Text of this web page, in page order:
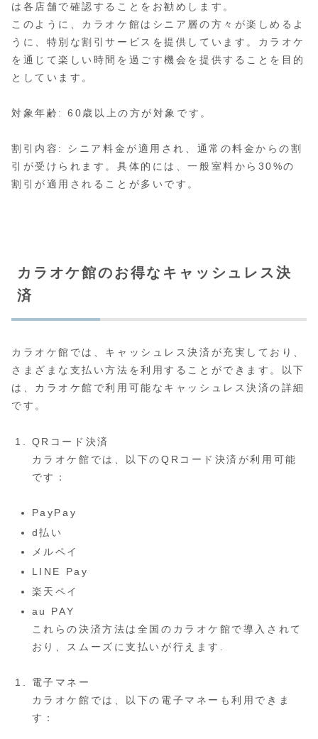
は各店舗で確認することをお勧めします。
このように、カラオケ館はシニア層の方々が楽しめるよ
うに、特別な割引サービスを提供しています。カラオケ
を通じて楽しい時間を過ごす機会を提供することを目的
としています。
対象年齢: 60歳以上の方が対象です。
割引内容: シニア料金が適用され、通常の料金からの割
引が受けられます。具体的には、一般室料から30%の
割引が適用されることが多いです。
カラオケ館のお得なキャッシュレス決
済
カラオケ館では、キャッシュレス決済が充実しており、
さまざまな支払い方法を利用することができます。以下
は、カラオケ館で利用可能なキャッシュレス決済の詳細
です。
QRコード決済
カラオケ館では、以下のQRコード決済が利用可能
です：
PayPay
d払い
メルペイ
LINE Pay
楽天ペイ
au PAY
これらの決済方法は全国のカラオケ館で導入されて
おり、スムーズに支払いが行えます.
電子マネー
カラオケ館では、以下の電子マネーも利用できま
す：